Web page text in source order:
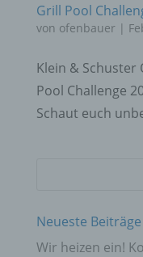
Grill Pool
von ofenbauer |
Klein & Schuster
Pool Challenge
Schaut euch
Neueste Beiträge
Wir heizen ein!